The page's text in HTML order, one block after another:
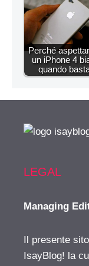
Perché
un iPhone 4
quando
LEGAL
Managing
Il presente
IsayBlog! la